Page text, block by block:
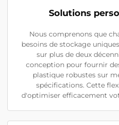
Solutions
Nous comprenons que
besoins de stockage
sur plus de deux
conception pour fournir
plastique robustes sur
spécifications. Cette
d'optimiser efficacement